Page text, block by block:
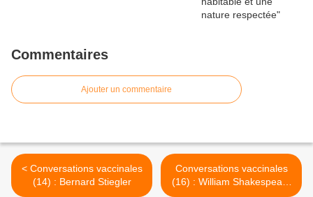
Commentaires
Ajouter un commentaire
< Conversations vaccinales
(14) : Bernard Stiegler
Conversations vaccinales
(16) : William Shakespeare